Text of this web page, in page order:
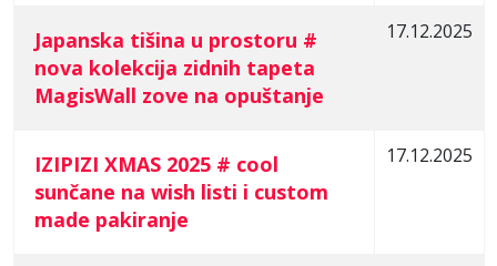
Japanska tišina u prostoru #
nova kolekcija zidnih tapeta
MagisWall zove na opuštanje
17.12.2025
IZIPIZI XMAS 2025 # cool
sunčane na wish listi i custom
made pakiranje
17.12.2025